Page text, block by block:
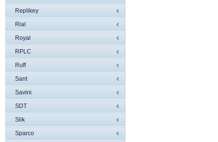
Replikey
Rial
Royal
RPLC
Ruff
Sant
Savini
SDT
Slik
Sparco